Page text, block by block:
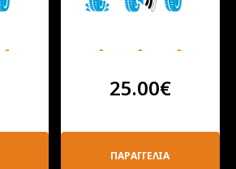
- - - -
25.00€
ΠΑΡΑΓΓΕΛΙΑ